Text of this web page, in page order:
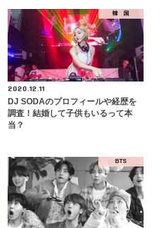
韓 国
2020.12.11
DJ SODAのプロフィールや経歴を
調査！結婚して子供もいるって本
当？
BTS